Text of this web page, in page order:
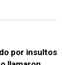
por insultos